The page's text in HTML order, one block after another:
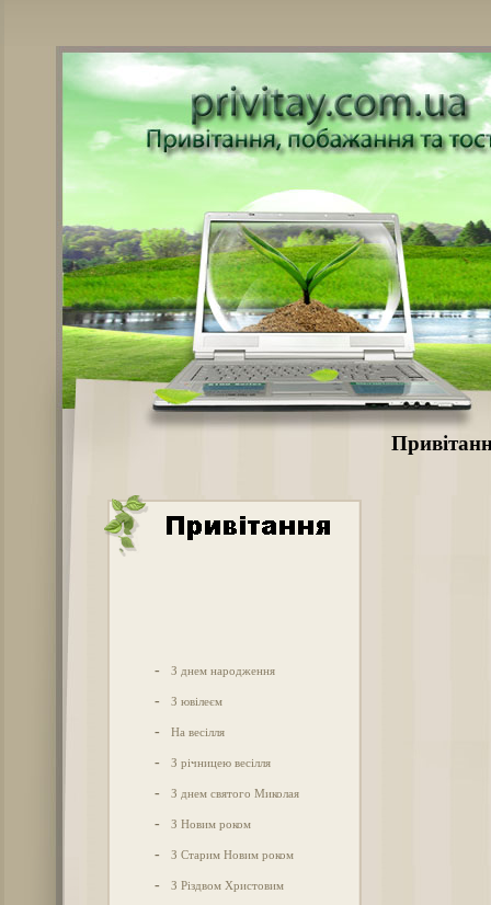
- З днем народження
- З ювілеєм
- На весілля
- З річницею весілля
- З днем святого Миколая
- З Новим роком
- З Старим Новим роком
- З Різдвом Христовим